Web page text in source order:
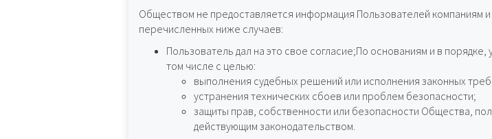
Обществом не предоставляется информация Пользователей компаниям
перечисленных ниже случаев:
Пользователь дал на это свое согласие;По основаниям и в
том числе с целью:
выполнения судебных решений или исполнения законных
устранения технических сбоев или проблем безопасности;
защиты прав, собственности или безопасности Общества,
действующим законодательством.